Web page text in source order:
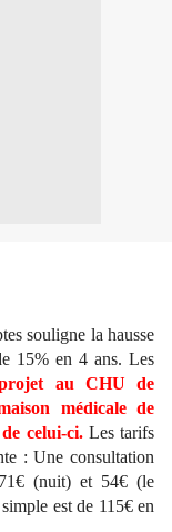
souligne la hausse
15% en 4 ans. Les
au CHU de
médicale de
celui-ci. Les tarifs
: Une consultation
(nuit) et 54€ (le
est de 115€ en